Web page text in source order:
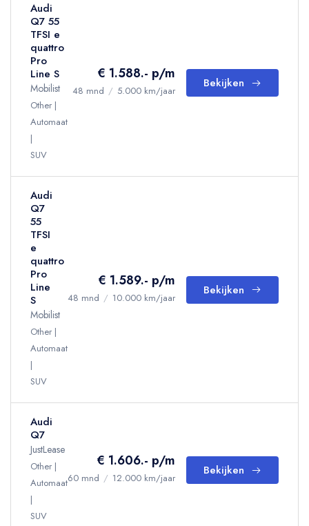
Audi
Q7 55
TFSI e
quattro
Pro
Line S
Mobilist
Other
Automaat
SUV
€ 1.588.- p/m
48 mnd / 5.000 km/jaar
Bekijken
Audi
Q7
55
TFSI
e
quattro
Pro
Line
S
Mobilist
Other
Automaat
SUV
€ 1.589.- p/m
48 mnd / 10.000 km/jaar
Bekijken
Audi
Q7
JustLease
Other
Automaat
SUV
€ 1.606.- p/m
60 mnd / 12.000 km/jaar
Bekijken